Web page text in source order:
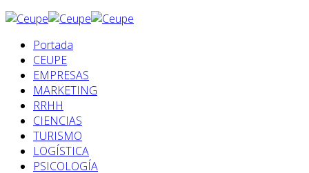
Portada
CEUPE
EMPRESAS
MARKETING
RRHH
CIENCIAS
TURISMO
LOGÍSTICA
PSICOLOGÍA